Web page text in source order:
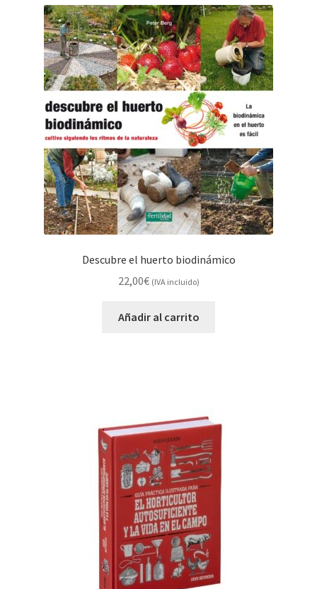
Descubre el huerto biodinámico
22,00€ (IVA incluido)
Añadir al carrito